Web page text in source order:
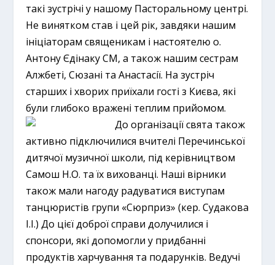
такі зустрічі у нашому Пасторальному центрі.
Не винятком став і цей рік, завдяки нашим
ініціаторам священикам і настоятелю о.
Антону Єдінаку СМ, а також нашим сестрам
Алжбеті, Сюзані та Анастасії. На зустріч
старших і хворих приїхали гості з Києва, які
були глибоко вражені теплим прийомом.
До організації свята також
активно підключилися вчителі Перечинської
дитячої музичної школи, під керівництвом
Самош Н.О. та їх вихованці. Наші вірники
також мали нагоду радуватися виступам
танцюристів групи «Сюрприз» (кер. Судакова
І.І.) До цієї доброї справи долучилися і
спонсори, які допомогли у придбанні
продуктів харчування та подарунків. Ведучі